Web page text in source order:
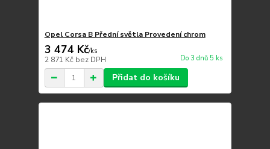
Opel Corsa B Přední světla Provedení chrom
3 474 Kč/ks
2 871 Kč bez DPH Do 3 dnů 5 ks
Přidat do košíku